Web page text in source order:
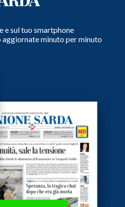
e sul tuo smartphone
minuto per minuto